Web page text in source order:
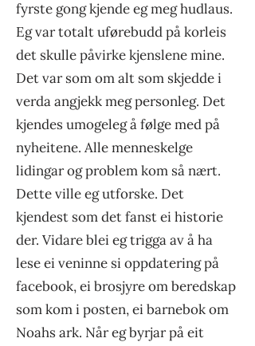
fyrste gong kjende eg meg hudlaus.
Eg var totalt uførebudd på korleis
det skulle påvirke kjenslene mine.
Det var som om alt som skjedde i
verda angjekk meg personleg. Det
kjendes umogeleg å følge med på
nyheitene. Alle menneskelge
lidingar og problem kom så nært.
Dette ville eg utforske. Det
kjendest som det fanst ei historie
der. Vidare blei eg trigga av å ha
lese ei veninne si oppdatering på
facebook, ei brosjyre om beredskap
som kom i posten, ei barnebok om
Noahs ark. Når eg byrjar på eit